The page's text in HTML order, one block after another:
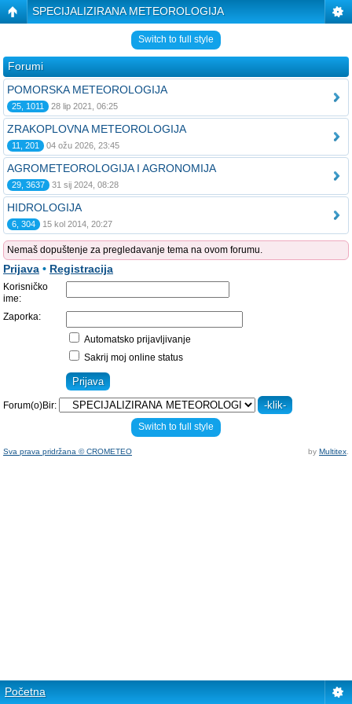
SPECIJALIZIRANA METEOROLOGIJA
Switch to full style
Forumi
POMORSKA METEOROLOGIJA
25, 1011 28 lip 2021, 06:25
ZRAKOPLOVNA METEOROLOGIJA
11, 201 04 ožu 2026, 23:45
AGROMETEOROLOGIJA I AGRONOMIJA
29, 3637 31 sij 2024, 08:28
HIDROLOGIJA
6, 304 15 kol 2014, 20:27
Nemaš dopuštenje za pregledavanje tema na ovom forumu.
Prijava • Registracija
Korisničko
ime:
Zaporka:
Automatsko prijavljivanje
Sakrij moj online status
Forum(o)Bir:
Switch to full style
Sva prava pridržana © CROMETEO by Multitex
Početna